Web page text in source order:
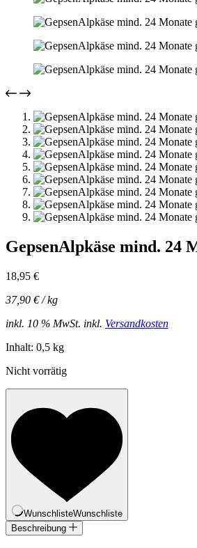
GepsenAlpkäse mind. 24
18,95 €
37,90 €/kg
inkl. 10 % MwSt. inkl. Versandkosten
Inhalt: 0,5 kg
Nicht vorrätig
WunschlisteWunschliste
Beschreibung